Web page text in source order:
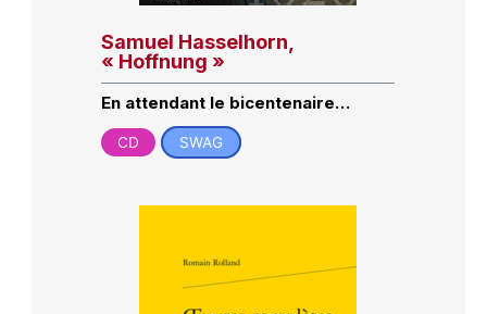
Samuel Hasselhorn,
« Hoffnung »
En attendant le bicentenaire…
CD SWAG